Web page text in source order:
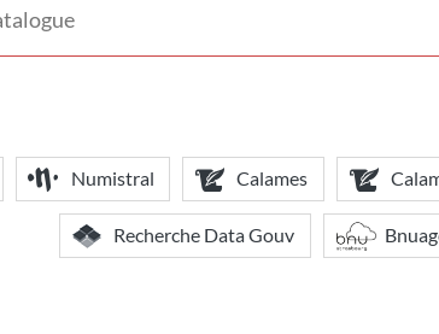
Numistral Calames
Recherche Data Gouv